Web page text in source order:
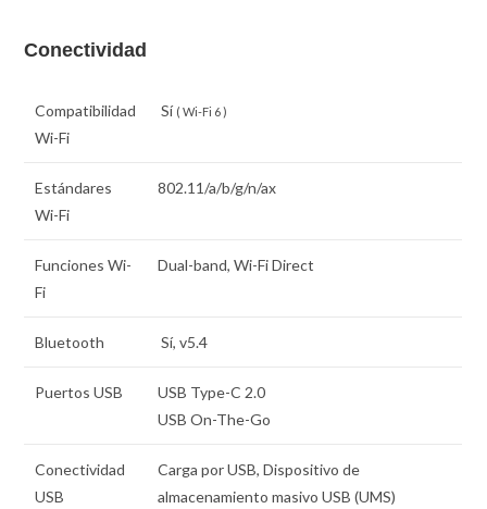
Conectividad
Compatibilidad
Wi-Fi
Sí ( Wi-Fi 6 )
Estándares
Wi-Fi
802.11/a/b/g/n/ax
Funciones Wi-
Fi
Dual-band, Wi-Fi Direct
Bluetooth Sí, v5.4
Puertos USB
USB Type-C 2.0
USB On-The-Go
Conectividad
USB
Carga por USB, Dispositivo de
almacenamiento masivo USB (UMS)